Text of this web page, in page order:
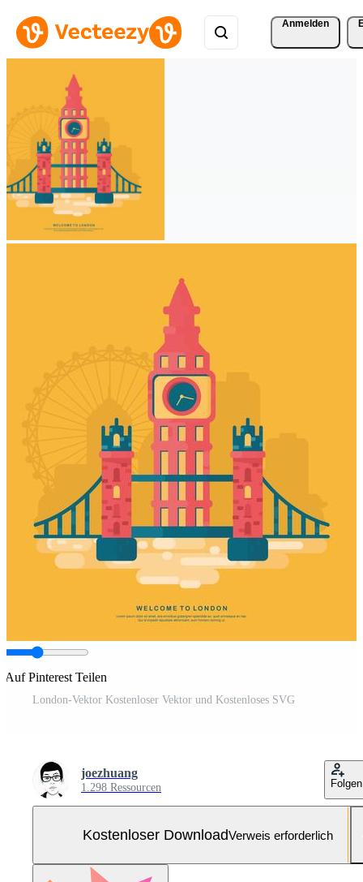
Anmelden
Auf Pinterest Teilen
London-Vektor Kostenloser Vektor und Kostenloses SVG
joezhuang
1.298 Ressourcen Folgen
Kostenloser DownloadVerweis erforderlich